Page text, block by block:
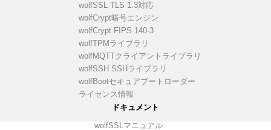
wolfSSL TLS 1.3対応
wolfCrypt暗号エンジン
wolfCrypt FIPS 140-3
wolfTPMライブラリ
wolfMQTTクライアントライブラリ
wolfSSH SSHライブラリ
wolfBootセキュアブートローダー
ライセンス情報
ドキュメント
wolfSSLマニュアル